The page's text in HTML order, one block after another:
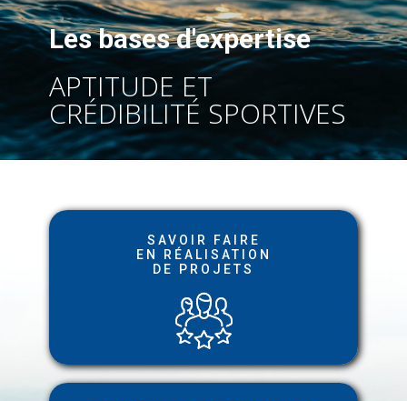
Les bases d'expertise
APTITUDE ET
CRÉDIBILITÉ SPORTIVES
SAVOIR FAIRE
EN RÉALISATION
DE PROJETS